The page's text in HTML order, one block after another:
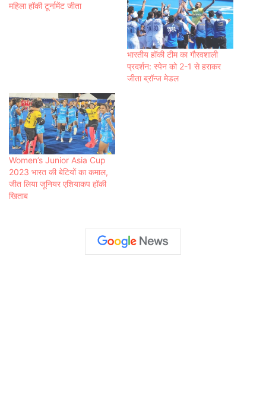
महिला हॉकी टूर्नामेंट जीता
भारतीय हॉकी टीम का गौरवशाली
प्रदर्शन: स्पेन को 2-1 से हराकर
जीता ब्रॉन्ज मेडल
Women’s Junior Asia Cup
2023 भारत की बेटियों का कमाल,
जीत लिया जूनियर एशियाकप हॉकी
खिताब